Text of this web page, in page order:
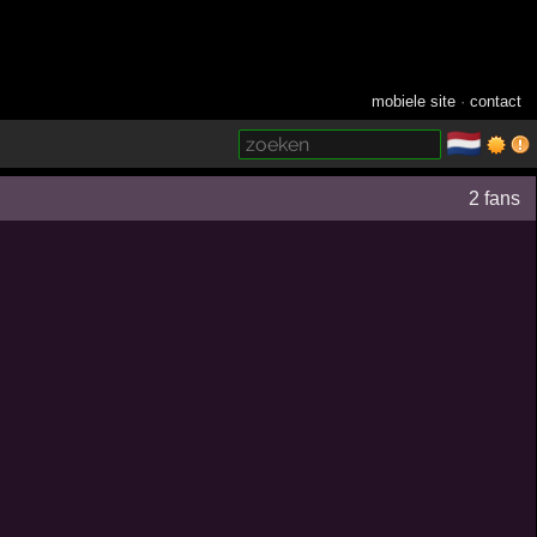
mobiele site ·contact
🇳🇱
2 fans